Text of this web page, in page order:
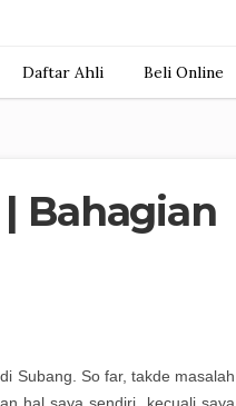
Daftar Ahli Beli Online
Bahagian
Subang. So far, takde masalah